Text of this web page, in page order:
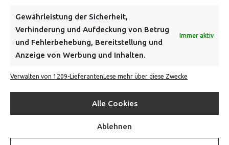
Gewährleistung der Sicherheit,
Verhinderung und Aufdeckung von Betrug
und Fehlerbehebung, Bereitstellung und
Anzeige von Werbung und Inhalten.
Immer aktiv
Verwalten von 1209-LieferantenLese mehr über diese Zwecke
Alle Cookies
Ablehnen
FOLGE UNS
INFORMATIONEN